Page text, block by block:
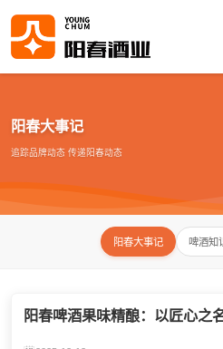
阳春大事记
追踪品牌动态 传递阳春动态
阳春大事记 啤酒知
阳春啤酒果味精酿：以匠心之